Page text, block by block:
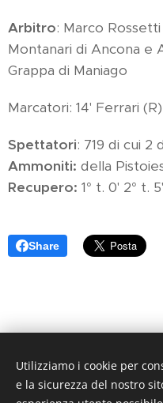
Arbitro: Marco
Montanari di Ancona e
Grappa di Maniago
Marcatori: 14' Ferrari (R)
Spettatori: 719 di cui 2
Ammoniti: della
Recupero: 1° t. 0' 2° t. 5'
Share
Arancione Magazine -
Reg. Trib. di Pistoia N. 1
Utilizziamo i cookie per
e la sicurezza del nostro